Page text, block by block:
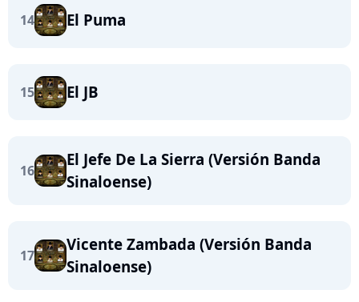
14 El Puma
15 El JB
16
El Jefe De La Sierra (Versión Banda
Sinaloense)
17
Vicente Zambada (Versión Banda
Sinaloense)